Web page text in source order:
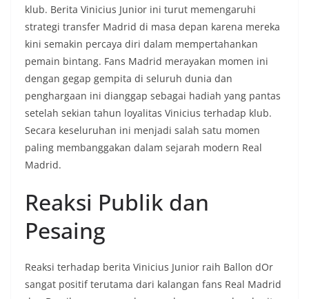
klub. Berita Vinicius Junior ini turut memengaruhi
strategi transfer Madrid di masa depan karena mereka
kini semakin percaya diri dalam mempertahankan
pemain bintang. Fans Madrid merayakan momen ini
dengan gegap gempita di seluruh dunia dan
penghargaan ini dianggap sebagai hadiah yang pantas
setelah sekian tahun loyalitas Vinicius terhadap klub.
Secara keseluruhan ini menjadi salah satu momen
paling membanggakan dalam sejarah modern Real
Madrid.
Reaksi Publik dan
Pesaing
Reaksi terhadap berita Vinicius Junior raih Ballon dOr
sangat positif terutama dari kalangan fans Real Madrid